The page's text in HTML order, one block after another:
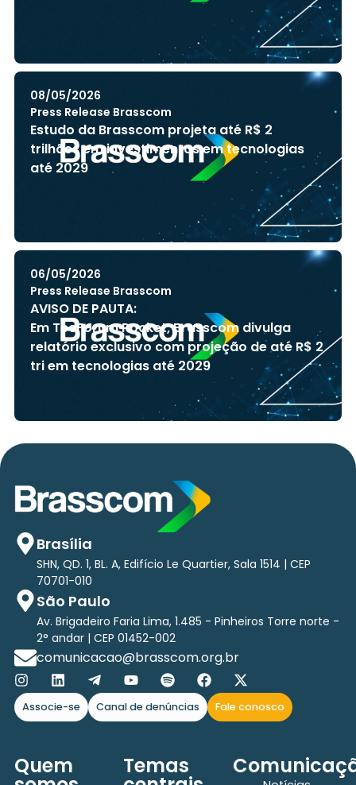
08/05/2026
Press Release Brasscom
Estudo da Brasscom projeta até R$ 2
trilhões em investimentos em tecnologias
até 2029
06/05/2026
Press Release Brasscom
AVISO DE PAUTA:
Em TecForum Pocket, Brasscom divulga
relatório exclusivo com projeção de até R$ 2
tri em tecnologias até 2029
Brasília
SHN, QD. 1, BL. A, Edifício Le Quartier, Sala 1514 | CEP
70701-010
São Paulo
Av. Brigadeiro Faria Lima, 1.485 - Pinheiros Torre norte -
2° andar | CEP 01452-002
comunicacao@brasscom.org.br
Associe-se Canal de denúncias Fale conosco
Quem Temas